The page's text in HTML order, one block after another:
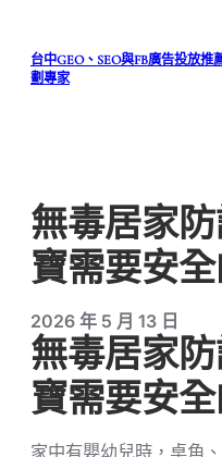
台中GEO、SEO與FB廣告投放推
劃專家
無毒居家
寶需要安
2026 年 5 月 13 日
無毒居家
寶需要安
家中有嬰幼兒時，桌角